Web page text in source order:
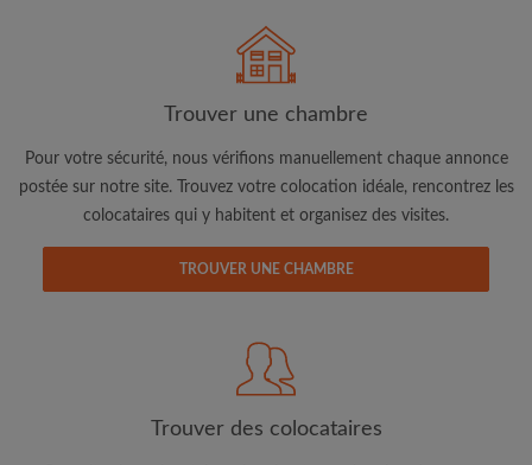
Adresse email
J'ai lu, compris et accepte les Conditions d'utilisation
CRÉER PROFIL
Trouver une chambre
Pour votre sécurité, nous vérifions manuellement chaque annonce
postée sur notre site. Trouvez votre colocation idéale, rencontrez les
colocataires qui y habitent et organisez des visites.
TROUVER UNE CHAMBRE
Trouver des colocataires